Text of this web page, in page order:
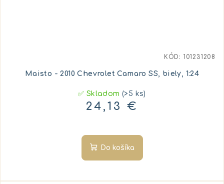
Maisto - 2010 Chevrolet Camaro SS, biely, 1:24
✅ Skladom(>5 ks)
24,13 €
Do košíka
KÓD: 101231208